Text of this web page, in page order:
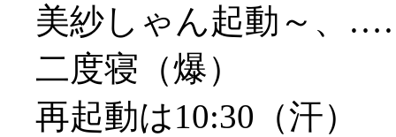
美紗しゃん起動～、
二度寝（爆）
再起動は10:30（汗）